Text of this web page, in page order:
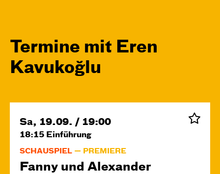
Termine mit Eren
Kavukoğlu
Sa, 19.09. / 19:00
18:15 Einführung
SCHAUSPIEL PREMIERE
Fanny und Alexander